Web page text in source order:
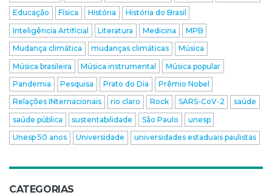
Educação
Física História
História do Brasil
Inteligência Artificial
Literatura Medicina
MPB
Mudança climática
mudanças climáticas
Música
Música brasileira
Música instrumental
Música popular
Pandemia
Pesquisa Prato do Dia
Prêmio Nobel
Relações INternacionais
rio claro Rock SARS-CoV-2
saúde
saúde pública
sustentabilidade São Paulo
unesp
Unesp 50 anos
Universidade universidades estaduais paulistas
CATEGORIAS